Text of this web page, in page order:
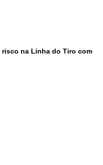
risco na Linha do Tiro com